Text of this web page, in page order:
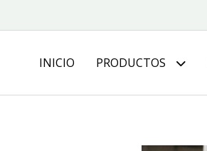
INICIO PRODUCTOS